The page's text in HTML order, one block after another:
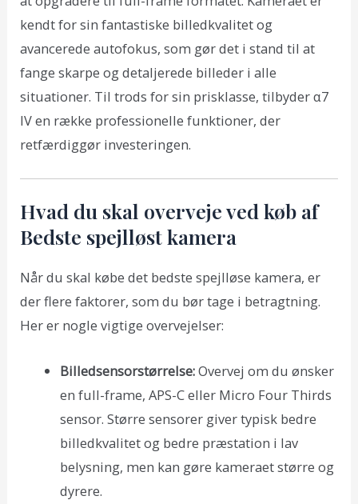
kendt for sin fantastiske billedkvalitet og
avancerede autofokus, som gør det i stand til at
fange skarpe og detaljerede billeder i alle
situationer. Til trods for sin prisklasse, tilbyder α7
IV en række professionelle funktioner, der
retfærdiggør investeringen.
Hvad du skal overveje ved køb af
Bedste spejlløst kamera
Når du skal købe det bedste spejlløse kamera, er
der flere faktorer, som du bør tage i betragtning.
Her er nogle vigtige overvejelser:
Billedsensorstørrelse:Overvej om du ønsker
en full-frame, APS-C eller Micro Four Thirds
sensor. Større sensorer giver typisk bedre
billedkvalitet og bedre præstation i lav
belysning, men kan gøre kameraet større og
dyrere.